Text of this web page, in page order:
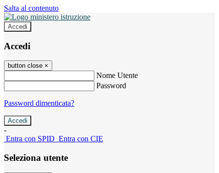
Salta al contenuto
Accedi
Accedi
button close ×
Nome Utente
Password
Password dimenticata?
-
Entra con SPID Entra con CIE
Seleziona utente